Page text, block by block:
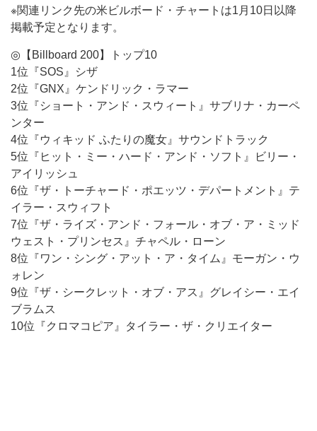
※関連リンク先の米ビルボード・チャートは1月10日以降
掲載予定となります。
◎【Billboard 200】トップ10
1位『SOS』シザ
2位『GNX』ケンドリック・ラマー
3位『ショート・アンド・スウィート』サブリナ・カーペ
ンター
4位『ウィキッド ふたりの魔女』サウンドトラック
5位『ヒット・ミー・ハード・アンド・ソフト』ビリー・
アイリッシュ
6位『ザ・トーチャード・ポエッツ・デパートメント』テ
イラー・スウィフト
7位『ザ・ライズ・アンド・フォール・オブ・ア・ミッド
ウェスト・プリンセス』チャペル・ローン
8位『ワン・シング・アット・ア・タイム』モーガン・ウ
ォレン
9位『ザ・シークレット・オブ・アス』グレイシー・エイ
ブラムス
10位『クロマコピア』タイラー・ザ・クリエイター